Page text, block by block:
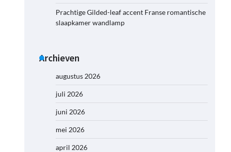
Prachtige Gilded-leaf accent Franse romantische
slaapkamer wandlamp
Archieven
augustus 2026
juli 2026
juni 2026
mei 2026
april 2026